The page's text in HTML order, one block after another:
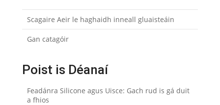
Scagaire Aeir le haghaidh inneall gluaisteáin
Gan catagóir
Poist is Déanaí
Feadánra Silicone agus Uisce: Gach rud is gá duit
a fhios